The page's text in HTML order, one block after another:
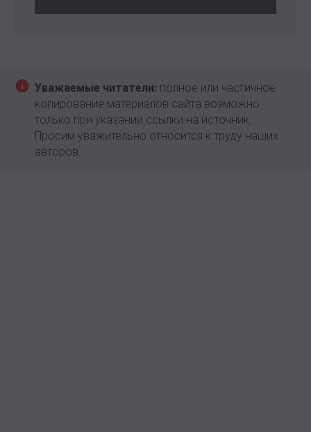
Уважаемые читатели: полное или частичное
копирование материалов сайта возможно
только при указании ссылки на источник.
Просим уважительно относится к труду наших
авторов.